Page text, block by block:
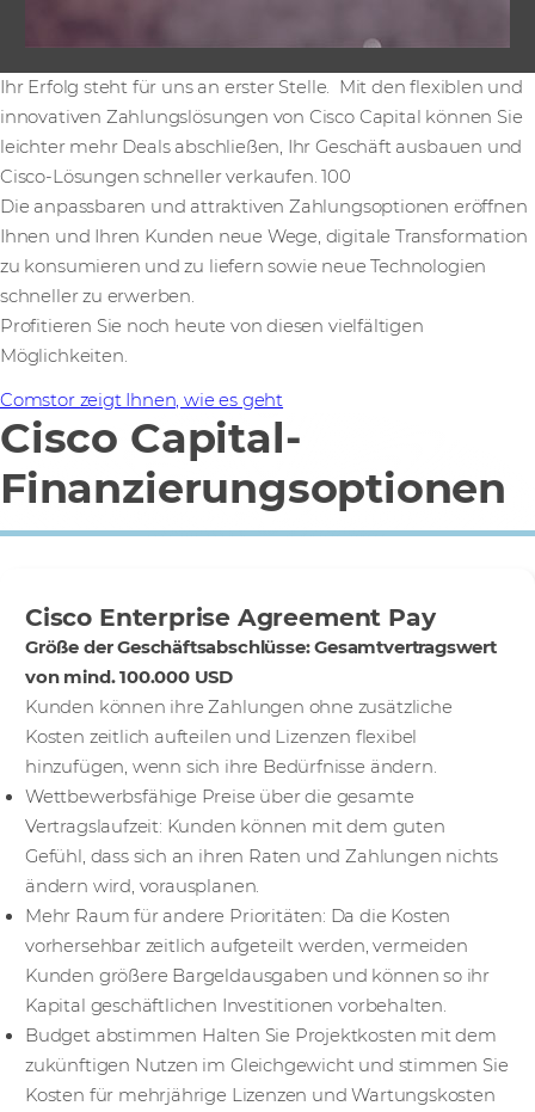
Ihr Erfolg steht für uns an erster Stelle. Mit den flexiblen und
innovativen Zahlungslösungen von Cisco Capital können Sie
leichter mehr Deals abschließen, Ihr Geschäft ausbauen und
Cisco-Lösungen schneller verkaufen. 100
Die anpassbaren und attraktiven Zahlungsoptionen eröffnen
Ihnen und Ihren Kunden neue Wege, digitale Transformation
zu konsumieren und zu liefern sowie neue Technologien
schneller zu erwerben.
Profitieren Sie noch heute von diesen vielfältigen
Möglichkeiten.
Comstor zeigt Ihnen, wie es geht
Cisco Capital-
Finanzierungsoptionen
Cisco Enterprise Agreement Pay
Größe der Geschäftsabschlüsse: Gesamtvertragswert
von mind. 100.000 USD
Kunden können ihre Zahlungen ohne zusätzliche
Kosten zeitlich aufteilen und Lizenzen flexibel
hinzufügen, wenn sich ihre Bedürfnisse ändern.
Wettbewerbsfähige Preise über die gesamte
Vertragslaufzeit: Kunden können mit dem guten
Gefühl, dass sich an ihren Raten und Zahlungen nichts
ändern wird, vorausplanen.
Mehr Raum für andere Prioritäten: Da die Kosten
vorhersehbar zeitlich aufgeteilt werden, vermeiden
Kunden größere Bargeldausgaben und können so ihr
Kapital geschäftlichen Investitionen vorbehalten.
Budget abstimmen Halten Sie Projektkosten mit dem
zukünftigen Nutzen im Gleichgewicht und stimmen Sie
Kosten für mehrjährige Lizenzen und Wartungskosten